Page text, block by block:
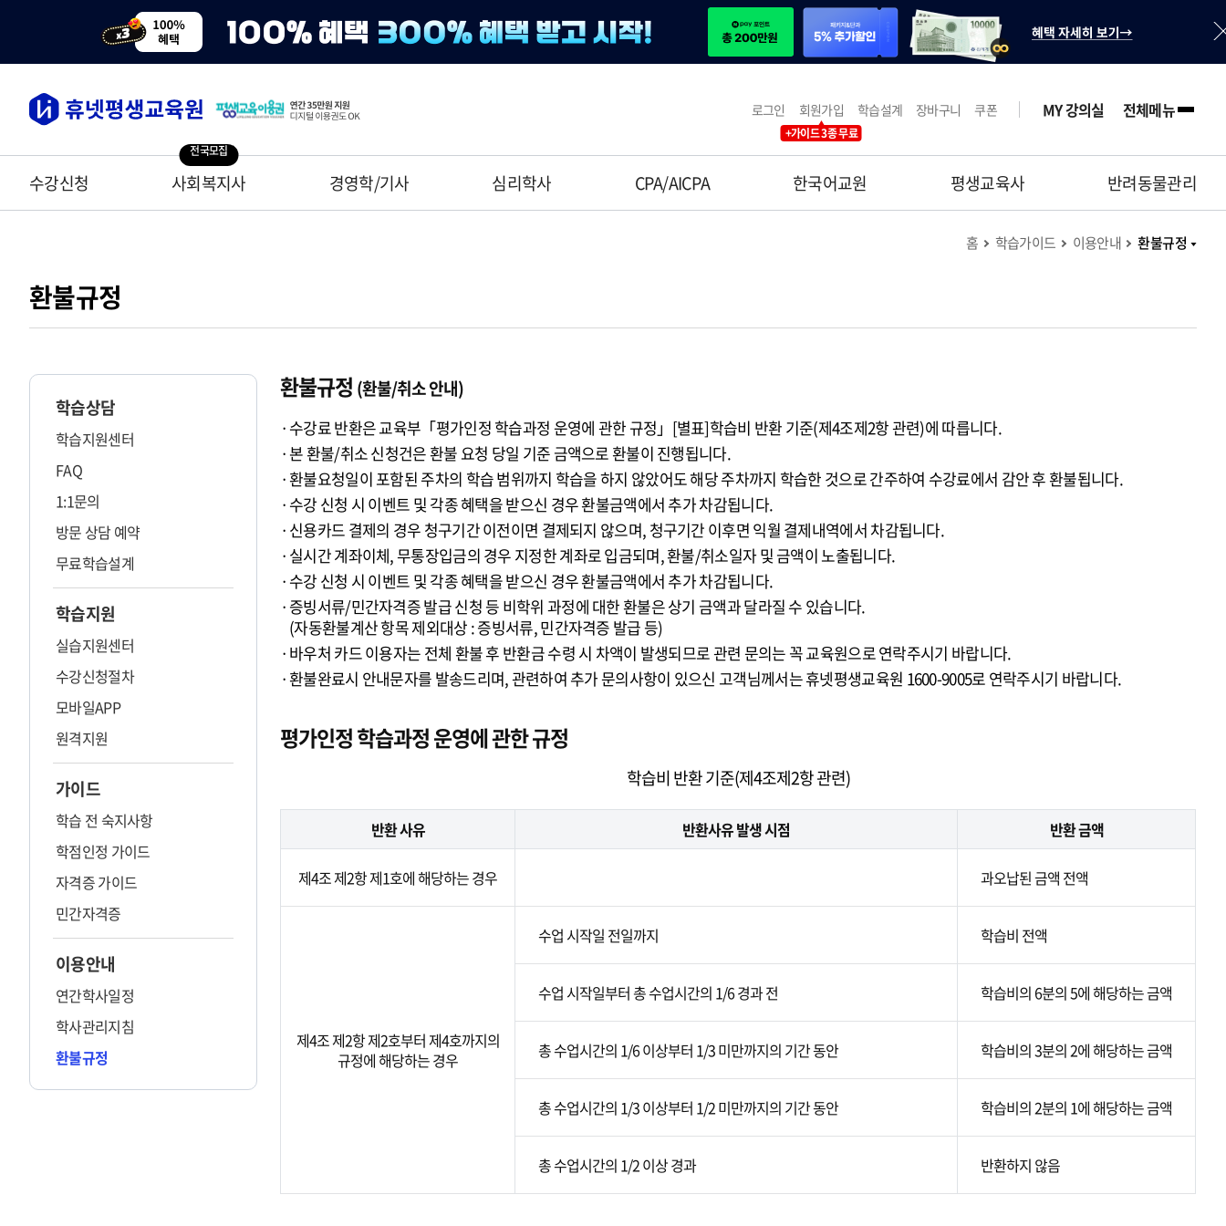
로그인 회원가입
+가이드 3종 무료
학습설계 장바구니 쿠폰 MY 강의실 전체메뉴
수강신청
전국모집
사회복지사 경영학/기사 심리학사 CPA/AICPA 한국어교원 평생교육사 반려동물관리
홈 학습가이드 이용안내 환불규정
환불규정
학습상담
학습지원센터
FAQ
1:1문의
방문 상담 예약
무료학습설계
학습지원
실습지원센터
수강신청절차
모바일APP
원격지원
가이드
학습 전 숙지사항
학점인정 가이드
자격증 가이드
민간자격증
이용안내
연간학사일정
학사관리지침
환불규정
환불규정 (환불/취소 안내)
수강료 반환은 교육부「평가인정 학습과정 운영에 관한 규정」[별표]학습비 반환 기준(제4조제2항 관련)에 따릅니다.
본 환불/취소 신청건은 환불 요청 당일 기준 금액으로 환불이 진행됩니다.
환불요청일이 포함된 주차의 학습 범위까지 학습을 하지 않았어도 해당 주차까지 학습한 것으로 간주하여 수강료에서 감안 후 환불됩니다.
수강 신청 시 이벤트 및 각종 혜택을 받으신 경우 환불금액에서 추가 차감됩니다.
신용카드 결제의 경우 청구기간 이전이면 결제되지 않으며, 청구기간 이후면 익월 결제내역에서 차감됩니다.
실시간 계좌이체, 무통장입금의 경우 지정한 계좌로 입금되며, 환불/취소일자 및 금액이 노출됩니다.
수강 신청 시 이벤트 및 각종 혜택을 받으신 경우 환불금액에서 추가 차감됩니다.
증빙서류/민간자격증 발급 신청 등 비학위 과정에 대한 환불은 상기 금액과 달라질 수 있습니다.
(자동환불계산 항목 제외대상 : 증빙서류, 민간자격증 발급 등)
바우처 카드 이용자는 전체 환불 후 반환금 수령 시 차액이 발생되므로 관련 문의는 꼭 교육원으로 연락주시기 바랍니다.
환불완료시 안내문자를 발송드리며, 관련하여 추가 문의사항이 있으신 고객님께서는 휴넷평생교육원 1600-9005로 연락주시기 바랍니다.
평가인정 학습과정 운영에 관한 규정
학습비 반환 기준(제4조제2항 관련)
반환 사유 반환사유 발생 시점 반환 금액
제4조 제2항 제1호에 해당하는 경우 과오납된 금액 전액
제4조 제2항 제2호부터 제4호까지의
규정에 해당하는 경우
수업 시작일 전일까지 학습비 전액
수업 시작일부터 총 수업시간의 1/6 경과 전 학습비의 6분의 5에 해당하는 금액
총 수업시간의 1/6 이상부터 1/3 미만까지의 기간 동안 학습비의 3분의 2에 해당하는 금액
총 수업시간의 1/3 이상부터 1/2 미만까지의 기간 동안 학습비의 2분의 1에 해당하는 금액
총 수업시간의 1/2 이상 경과 반환하지 않음